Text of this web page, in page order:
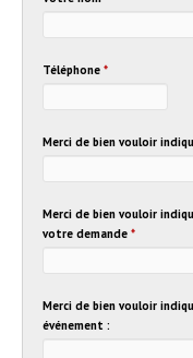
Téléphone *
Merci de bien vouloir
Merci de bien vouloir
votre demande *
Merci de bien vouloir
événement :